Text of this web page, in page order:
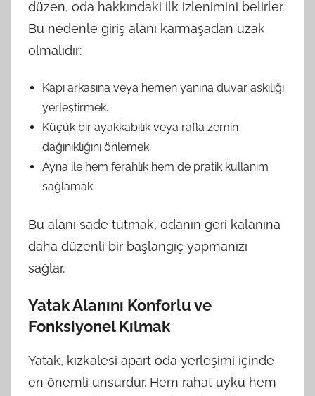
düzen, oda hakkındaki ilk izlenimini belirler.
Bu nedenle giriş alanı karmaşadan uzak
olmalıdır:
Kapı arkasına veya hemen yanına duvar askılığı
yerleştirmek.
Küçük bir ayakkabılık veya rafla zemin
dağınıklığını önlemek.
Ayna ile hem ferahlık hem de pratik kullanım
sağlamak.
Bu alanı sade tutmak, odanın geri kalanına
daha düzenli bir başlangıç yapmanızı
sağlar.
Yatak Alanını Konforlu ve
Fonksiyonel Kılmak
Yatak, kızkalesi apart oda yerleşimi içinde
en önemli unsurdur. Hem rahat uyku hem